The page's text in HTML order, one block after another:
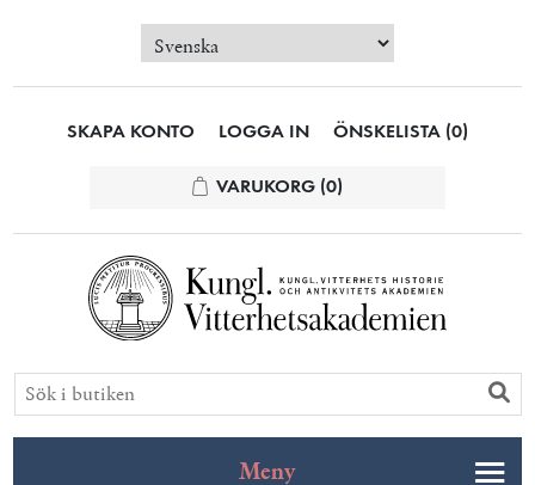
SKAPA KONTO LOGGA IN ÖNSKELISTA (0)
VARUKORG (0)
Meny